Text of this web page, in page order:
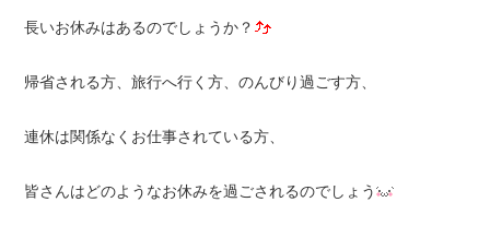
長いお休みはあるのでしょうか？
帰省される方、旅行へ行く方、のんびり過ごす方、
連休は関係なくお仕事されている方、
皆さんはどのようなお休みを過ごされるのでしょう